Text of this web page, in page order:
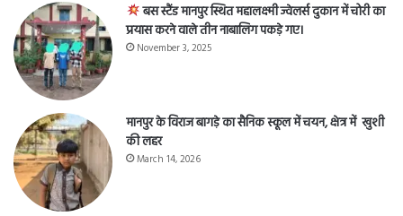
बस स्टैंड मानपुर स्थित महालक्ष्मी ज्वेलर्स दुकान में चोरी का
प्रयास करने वाले तीन नाबालिग पकड़े गए।
November 3, 2025
मानपुर के विराज बागड़े का सैनिक स्कूल में चयन, क्षेत्र में खुशी
की लहर
March 14, 2026